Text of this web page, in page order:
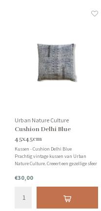
Urban Nature Culture
Cushion Delhi Blue
45x45cm
Kussen - Cushion Delhi Blue
Prachtig vintage kussen van Urban
Nature Culture. Creeert een gezellige sfeer
over dit kussen? Neem gerust contact met
€30,00